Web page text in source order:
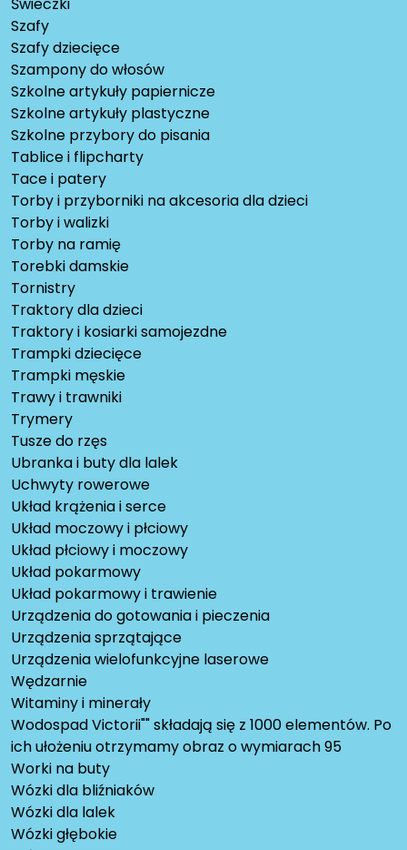
Szafy
Szafy dziecięce
Szampony do włosów
Szkolne artykuły papiernicze
Szkolne artykuły plastyczne
Szkolne przybory do pisania
Tablice i flipcharty
Tace i patery
Torby i przyborniki na akcesoria dla dzieci
Torby i walizki
Torby na ramię
Torebki damskie
Tornistry
Traktory dla dzieci
Traktory i kosiarki samojezdne
Trampki dziecięce
Trampki męskie
Trawy i trawniki
Trymery
Tusze do rzęs
Ubranka i buty dla lalek
Uchwyty rowerowe
Układ krążenia i serce
Układ moczowy i płciowy
Układ płciowy i moczowy
Układ pokarmowy
Układ pokarmowy i trawienie
Urządzenia do gotowania i pieczenia
Urządzenia sprzątające
Urządzenia wielofunkcyjne laserowe
Wędzarnie
Witaminy i minerały
Wodospad Victorii"" składają się z 1000 elementów. Po
ich ułożeniu otrzymamy obraz o wymiarach 95
Worki na buty
Wózki dla bliźniaków
Wózki dla lalek
Wózki głębokie